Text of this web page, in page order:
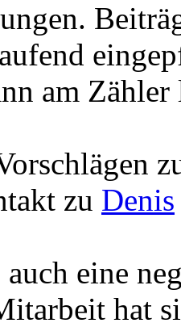
am
zu Denis
eine
hat